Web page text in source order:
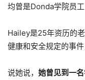
均曾是Donda学院员
Hailey是25年资历的
健康和安全规定的事
说她说， 她曾见到一